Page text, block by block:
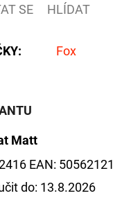
SE HLÍDAT
: Fox
Matt
EAN:
do: 13.8.2026